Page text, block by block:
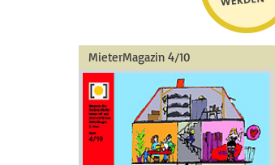
MieterMagazin 4/10